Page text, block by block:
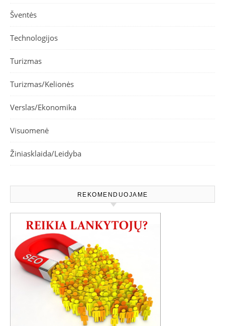
Šventės
Technologijos
Turizmas
Turizmas/Kelionės
Verslas/Ekonomika
Visuomenė
Žiniasklaida/Leidyba
REKOMENDUOJAME